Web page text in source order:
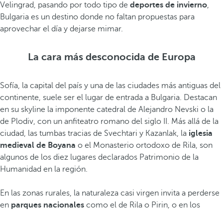
Velingrad, pasando por todo tipo de deportes de invierno,
Bulgaria es un destino donde no faltan propuestas para
aprovechar el día y dejarse mimar.
La cara más desconocida de Europa
Sofía, la capital del país y una de las ciudades más antiguas del
continente, suele ser el lugar de entrada a Bulgaria. Destacan
en su skyline la imponente catedral de Alejandro Nevski o la
de Plodiv, con un anfiteatro romano del siglo II. Más allá de la
ciudad, las tumbas tracias de Svechtari y Kazanlak, la iglesia
medieval de Boyana o el Monasterio ortodoxo de Rila, son
algunos de los diez lugares declarados Patrimonio de la
Humanidad en la región.
En las zonas rurales, la naturaleza casi virgen invita a perderse
en parques nacionales como el de Rila o Pirin, o en los